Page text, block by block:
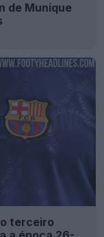
de Munique
terceiro